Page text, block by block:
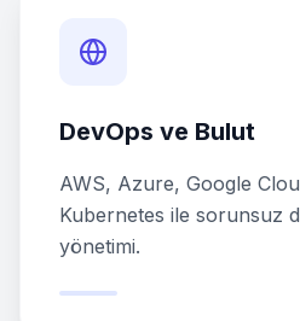
DevOps ve Bulut
AWS, Azure, Google
Kubernetes ile sorunsuz
yönetimi.